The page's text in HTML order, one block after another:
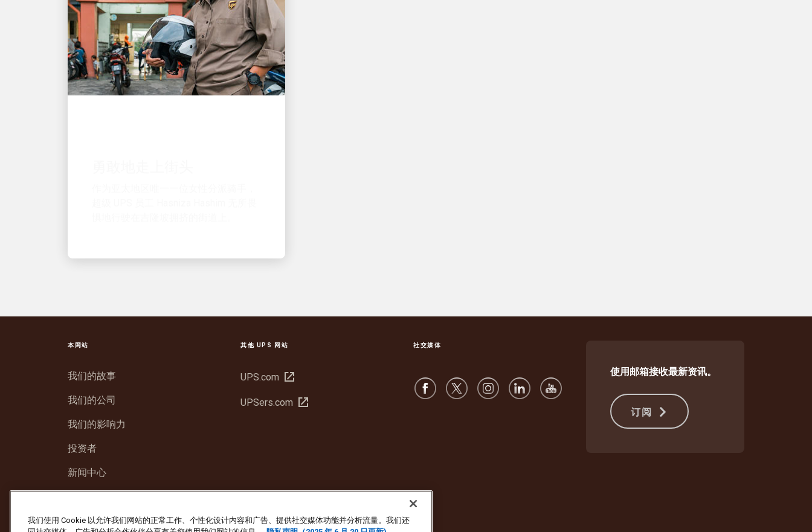
本网站
我们的故事
我们的公司
我们的影响力
投资者
新闻中心
其他 UPS 网站
UPS.com 在
窗
UPSers.com 在
开
社交媒体
使用邮箱接收最新资讯。
订阅
我们使用 Cookie 以允许我们网站的正常工作、个性化设计内容和广告、提供社交媒体功能并分析流量。我们还